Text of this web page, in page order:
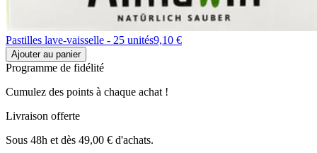
Pastilles lave-vaisselle - 25 unités9,10 €
Ajouter au panier
Programme de fidélité
Cumulez des points à chaque achat !
Livraison offerte
Sous 48h et dès 49,00 € d'achats.